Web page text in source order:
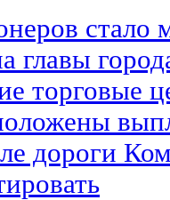
стало
главы
торговые
дороги